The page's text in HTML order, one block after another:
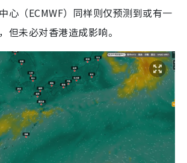
心（ECMWF）同样则仅预测到或有一
但未必对香港造成影响。